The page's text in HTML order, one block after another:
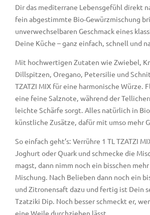
Dir das mediterrane Lebensgefühl direkt
fein abgestimmte Bio-Gewürzmischung
unverwechselbaren Geschmack eines
Deine Küche – ganz einfach, schnell und
Mit hochwertigen Zutaten wie Zwiebel,
Dillspitzen, Oregano, Petersilie und
TZATZI MIX für eine harmonische Würze.
eine feine Salznote, während der
leichte Schärfe sorgt. Alles natürlich in
künstliche Zusätze, dafür mit umso mehr
So einfach geht’s: Verrühre 1 TL TZATZI
Joghurt oder Quark und schmecke die
magst, dann nimm noch ein bisschen
Mischung. Nach Belieben dann noch ein
und Zitronensaft dazu und fertig ist Dein
Tzatziki Dip. Noch besser schmeckt er,
eine Weile durchziehen lässt.